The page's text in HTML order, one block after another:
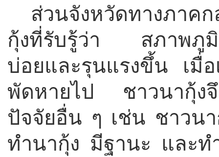
ส่วนจังหวัดทางภาค
กุ้งที่รับรู้ว่า สภาพภูมิอ
บ่อยและรุนแรงขึ้น เมื่
พัดหายไป ชาวนากุ้งจึ
ปัจจัยอื่น ๆ เช่น ชาวน
ทำนากุ้ง มีฐานะ และ